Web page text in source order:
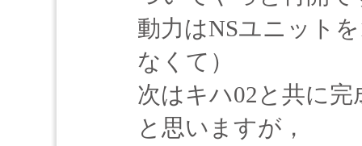
動力はNSユニット
なくて）
次はキハ02と共に
と思いますが，